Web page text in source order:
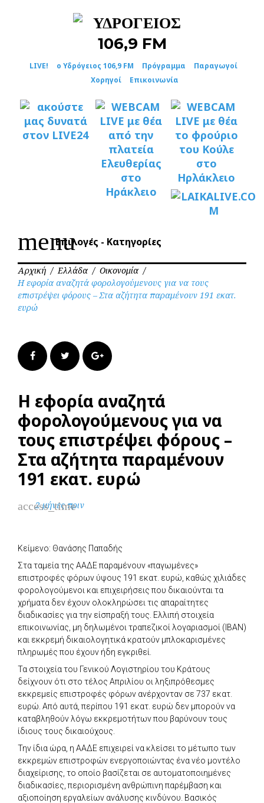
LIVE! ο Υδρόγειος 106,9 FM Πρόγραμμα
Παραγωγοί
Χορηγοί
Επικοινωνία
menuΕπιλογές - Κατηγορίες
Αρχική / Ελλάδα / Οικονομία /
Η εφορία αναζητά φορολογούμενους για να τους
επιστρέψει φόρους – Στα αζήτητα παραμένουν 191 εκατ.
ευρώ
FacebookTwitter Google+
Η εφορία αναζητά
φορολογούμενους για να
τους επιστρέψει φόρους –
Στα αζήτητα παραμένουν
191 εκατ. ευρώ
access_time
2 μήνες πριν
Κείμενο: Θανάσης Παπαδής
Στα ταμεία της ΑΑΔΕ παραμένουν «παγωμένες»
επιστροφές φόρων ύψους 191 εκατ. ευρώ, καθώς χιλιάδες
φορολογούμενοι και επιχειρήσεις που δικαιούνται τα
χρήματα δεν έχουν ολοκληρώσει τις απαραίτητες
διαδικασίες για την είσπραξή τους. Ελλιπή στοιχεία
επικοινωνίας, μη δηλωμένοι τραπεζικοί λογαριασμοί (IBAN)
και εκκρεμή δικαιολογητικά κρατούν μπλοκαρισμένες
πληρωμές που έχουν ήδη εγκριθεί.
Τα στοιχεία του Γενικού Λογιστηρίου του Κράτους
δείχνουν ότι στο τέλος Απριλίου οι ληξιπρόθεσμες
εκκρεμείς επιστροφές φόρων ανέρχονταν σε 737 εκατ.
ευρώ. Από αυτά, περίπου 191 εκατ. ευρώ δεν μπορούν να
καταβληθούν λόγω εκκρεμοτήτων που βαρύνουν τους
ίδιους τους δικαιούχους.
Την ίδια ώρα, η ΑΑΔΕ επιχειρεί να κλείσει το μέτωπο των
εκκρεμών επιστροφών ενεργοποιώντας ένα νέο μοντέλο
διαχείρισης, το οποίο βασίζεται σε αυτοματοποιημένες
διαδικασίες, περιορισμένη ανθρώπινη παρέμβαση και
αξιοποίηση εργαλείων ανάλυσης κινδύνου. Βασικός